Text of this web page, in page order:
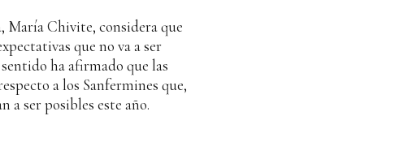
María Chivite, considera que
que no va a ser
ha afirmado que las
a los Sanfermines que,
a ser posibles este año.